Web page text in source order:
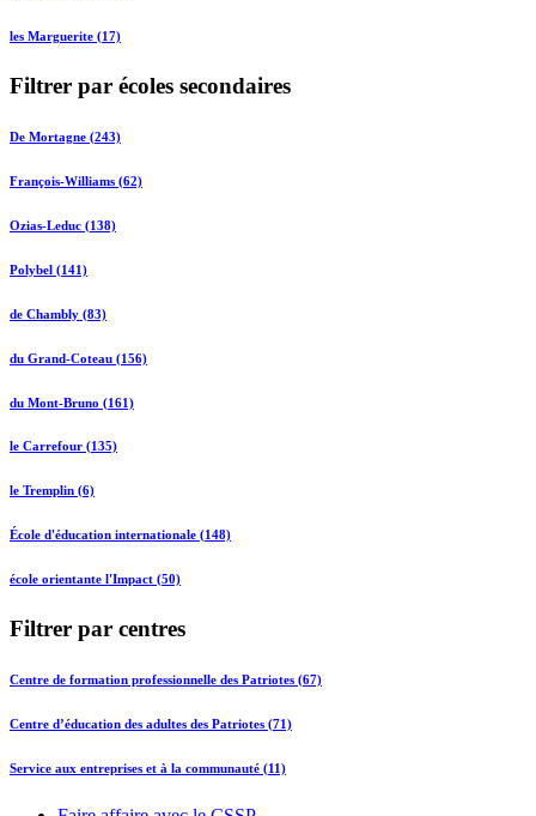
les Marguerite (17)
Filtrer par écoles secondaires
De Mortagne (243)
François-Williams (62)
Ozias-Leduc (138)
Polybel (141)
de Chambly (83)
du Grand-Coteau (156)
du Mont-Bruno (161)
le Carrefour (135)
le Tremplin (6)
École d'éducation internationale (148)
école orientante l'Impact (50)
Filtrer par centres
Centre de formation professionnelle des Patriotes (67)
Centre d’éducation des adultes des Patriotes (71)
Service aux entreprises et à la communauté (11)